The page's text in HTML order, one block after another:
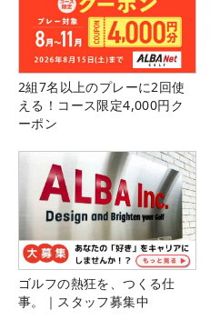
2組7名以上のプレーに2回使
える！コース限定4,000円ク
ーポン
ゴルフの熱狂を、つくる仕
事。｜スタッフ募集中